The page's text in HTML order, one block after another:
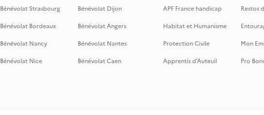
Bénévolat Strasbourg
Bénévolat Dijon
Bénévolat Bordeaux
Bénévolat Angers
Bénévolat Nancy
Bénévolat Nantes
Bénévolat Nice
Bénévolat Caen
APF France handicap
Restos
Habitat et Humanisme
Protection Civile
Mon
Apprentis d’Auteuil
Pro